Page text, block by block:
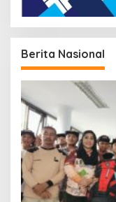
Berita Nasional